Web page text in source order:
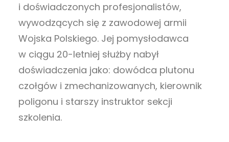
i doświadczonych profesjonalistów,
wywodzących się z zawodowej armii
Wojska Polskiego. Jej pomysłodawca
w ciągu 20-letniej służby nabył
doświadczenia jako: dowódca plutonu
czołgów i zmechanizowanych, kierownik
poligonu i starszy instruktor sekcji
szkolenia.